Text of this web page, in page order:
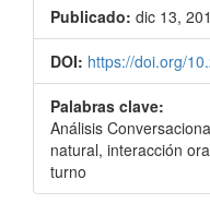
Publicado: dic 13,
DOI: https://doi.org/
Palabras clave:
Análisis
natural, interacción
turno